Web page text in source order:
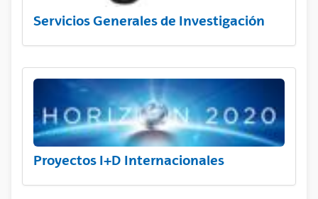
Servicios Generales de Investigación
Proyectos I+D Internacionales